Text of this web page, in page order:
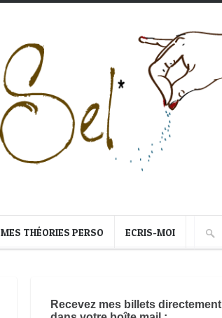
MES THÉORIES PERSO ECRIS-MOI
Recevez mes billets directement